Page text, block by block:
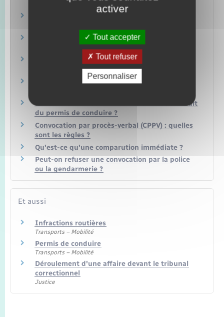
connaître son nombre de points ?
Qui doit conduire avec un éthylotest
antidémarrage (EAD) ?
Permis de conduire : comment passer le code
(épreuve théorique commune ou ETG) ?
Un salarié peut-il être licencié à cause du
Faut-il informer son assurance en cas de retrait
du permis de conduire ?
Convocation par procès-verbal (CPPV) : quelles
sont les règles ?
Qu'est-ce qu'une comparution immédiate ?
Peut-on refuser une convocation par la police
ou la gendarmerie ?
Et aussi
Infractions routières
Transports – Mobilité
Permis de conduire
Transports – Mobilité
Déroulement d'une affaire devant le tribunal
correctionnel
Justice
activer
Tout accepter
Tout refuser
Personnaliser